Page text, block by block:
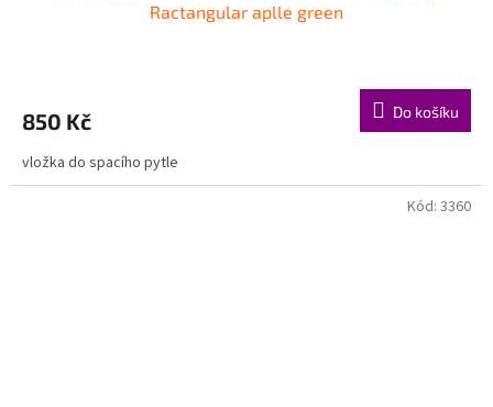
Ractangular aplle green
850 Kč Do košíku
vložka do spacího pytle
Kód: 3360